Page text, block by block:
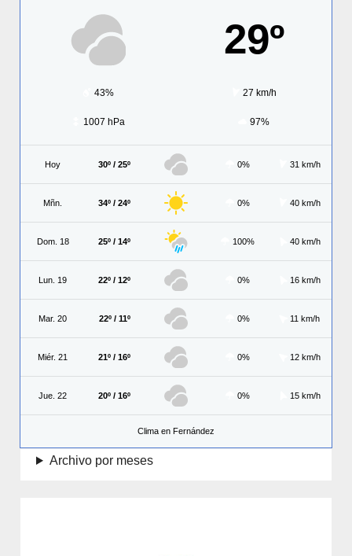
29º
43% 27 km/h
1007 hPa 97%
Hoy 30º / 25º 0% 31 km/h
Mñn. 34º / 24º 0% 40 km/h
Dom. 18 25º / 14º 100% 40 km/h
Lun. 19 22º / 12º 0% 16 km/h
Mar. 20 22º / 11º 0% 11 km/h
Miér. 21 21º / 16º 0% 12 km/h
Jue. 22 20º / 16º 0% 15 km/h
Clima en Fernández
Archivo por meses